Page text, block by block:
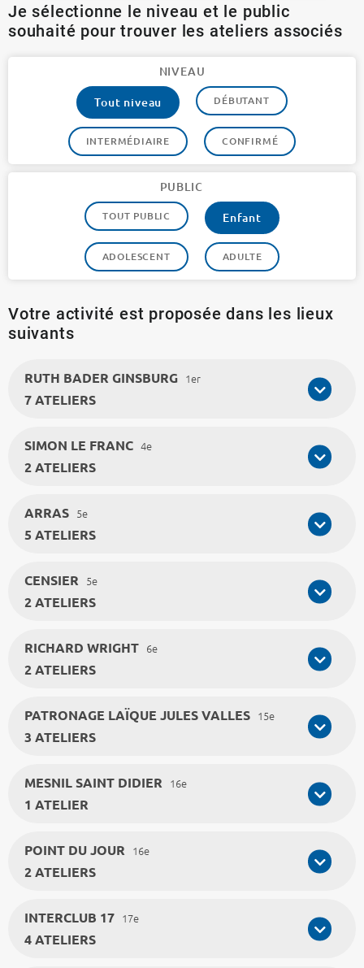
Je sélectionne le niveau et le public
souhaité pour trouver les ateliers associés
NIVEAU
Tout niveau
DÉBUTANT
INTERMÉDIAIRE CONFIRMÉ
PUBLIC
TOUT PUBLIC Enfant
ADOLESCENT ADULTE
Votre activité est proposée dans les lieux
suivants
RUTH BADER GINSBURG 1er
7 ATELIERS
SIMON LE FRANC 4e
2 ATELIERS
ARRAS 5e
5 ATELIERS
CENSIER 5e
2 ATELIERS
RICHARD WRIGHT 6e
2 ATELIERS
PATRONAGE LAÏQUE JULES VALLES 15e
3 ATELIERS
MESNIL SAINT DIDIER 16e
1 ATELIER
POINT DU JOUR 16e
2 ATELIERS
INTERCLUB 17 17e
4 ATELIERS